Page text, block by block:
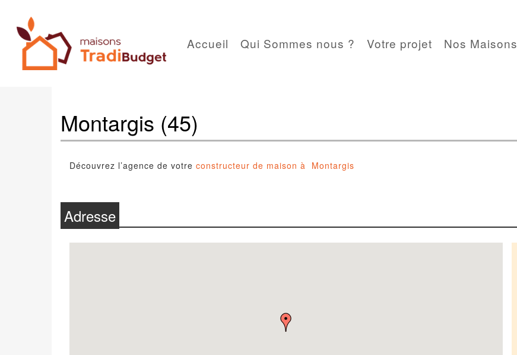
Accueil Qui Sommes nous ? Votre projet Nos Maisons
Montargis (45)
Découvrez l’agence de votre constructeur de maison à Montargis
Adresse